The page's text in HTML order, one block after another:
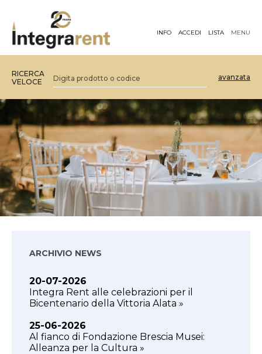
INFO ACCEDI LISTA MENU
RICERCA
VELOCE
avanzata
ARCHIVIO NEWS
20-07-2026
Integra Rent alle celebrazioni per il
Bicentenario della Vittoria Alata »
25-06-2026
Al fianco di Fondazione Brescia Musei:
Alleanza per la Cultura »